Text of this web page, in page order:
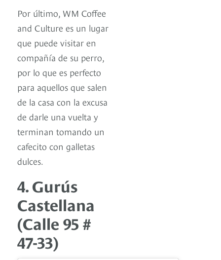
Por último, WM Coffee
and Culture es un lugar
que puede visitar en
compañía de su perro,
por lo que es perfecto
para aquellos que salen
de la casa con la excusa
de darle una vuelta y
terminan tomando un
cafecito con galletas
dulces.
4. Gurús
Castellana
(Calle 95 #
47-33)